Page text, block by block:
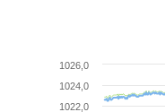
1022,0
1024,0
1026,0